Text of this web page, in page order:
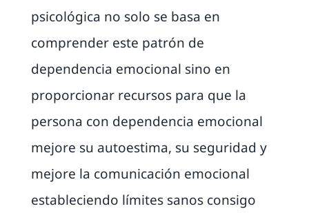
psicológica no solo se basa en
comprender este patrón de
dependencia emocional sino en
proporcionar recursos para que la
persona con dependencia emocional
mejore su autoestima, su seguridad y
mejore la comunicación emocional
estableciendo límites sanos consigo